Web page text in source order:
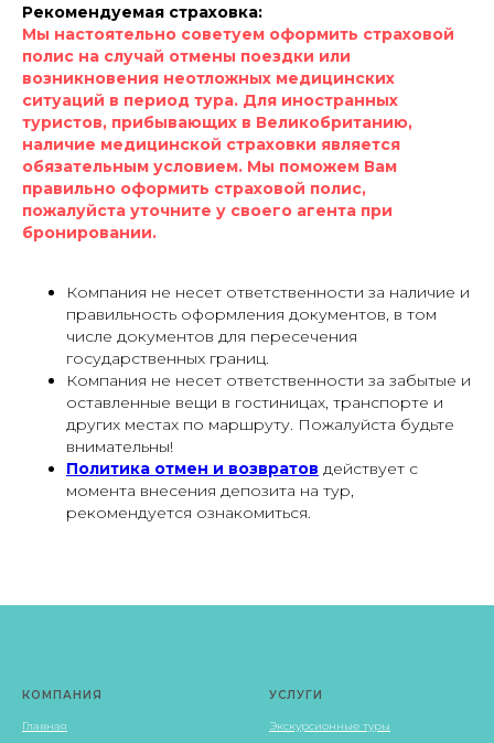
Рекомендуемая страховка:
Мы настоятельно советуем оформить страховой
полис на случай отмены поездки или
возникновения неотложных медицинских
ситуаций в период тура. Для иностранных
туристов, прибывающих в Великобританию,
наличие медицинской страховки является
обязательным условием. Мы поможем Вам
правильно оформить страховой полис,
пожалуйста уточните у своего агента при
бронировании.
Компания не несет ответственности за наличие и
правильность оформления документов, в том
числе документов для пересечения
государственных границ.
Компания не несет ответственности за забытые и
оставленные вещи в гостиницах, транспорте и
других местах по маршруту. Пожалуйста будьте
внимательны!
Политика отмен и возвратов действует с
момента внесения депозита на тур,
рекомендуется ознакомиться.
КОМПАНИЯ
Главная
УСЛУГИ
Экскурсионные туры